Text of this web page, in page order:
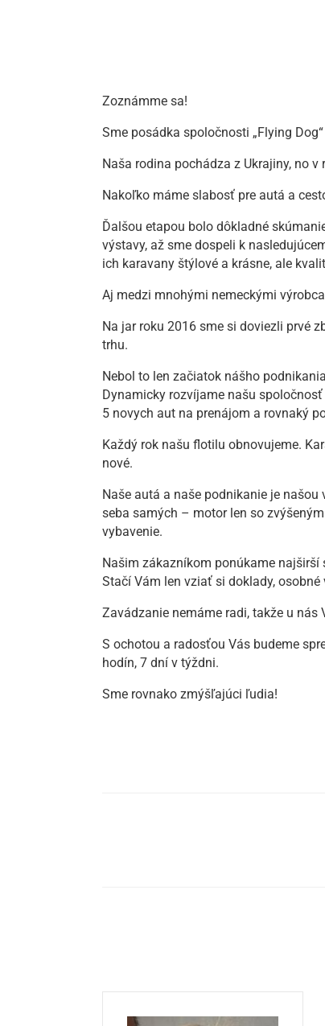
Zoznámme sa!
Sme posádka spoločnosti „Flying
Naša rodina pochádza z Ukrajiny, no
Nakoľko máme slabosť pre autá a
Ďalšou etapou bolo dôkladné
výstavy, až sme dospeli k
ich karavany štýlové a krásne, ale
Aj medzi mnohými nemeckými
Na jar roku 2016 sme si doviezli prvé
trhu.
Nebol to len začiatok nášho
Dynamicky rozvíjame našu
5 novych aut na prenájom a rovnaký
Každý rok našu flotilu obnovujeme.
nové.
Naše autá a naše podnikanie je
seba samých – motor len so
vybavenie.
Našim zákazníkom ponúkame
Stačí Vám len vziať si doklady,
Zavádzanie nemáme radi, takže u
S ochotou a radosťou Vás budeme
hodín, 7 dní v týždni.
Sme rovnako zmýšľajúci ľudia!